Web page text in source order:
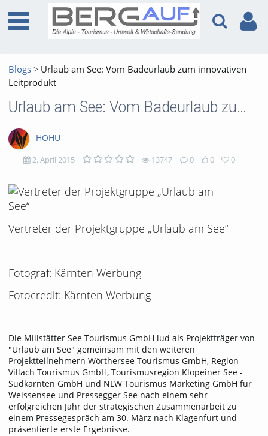
Blogs
Urlaub am See: Vom Badeurlaub zum innovativen
Leitprodukt
Urlaub am See: Vom Badeurlaub zum innovativen Leitprodukt
HOHU
2. April 2015 13747
13747
views
0
Kommentare
0
likes
0
favorites
Vertreter der Projektgruppe „Urlaub am See“
Fotograf: Kärnten Werbung
Fotocredit: Kärnten Werbung
Die Millstätter See Tourismus GmbH lud als Projektträger von
"Urlaub am See" gemeinsam mit den weiteren
Projektteilnehmern Wörthersee Tourismus GmbH, Region
Villach Tourismus GmbH, Tourismusregion Klopeiner See -
Südkärnten GmbH und NLW Tourismus Marketing GmbH für
Weissensee und Pressegger See nach einem sehr
erfolgreichen Jahr der strategischen Zusammenarbeit zu
einem Pressegespräch am 30. März nach Klagenfurt und
präsentierte erste Ergebnisse.